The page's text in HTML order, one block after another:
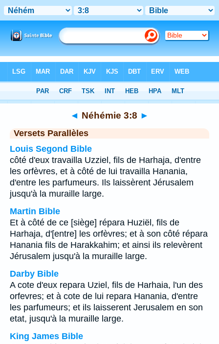
Chapitre 3 > Verset 8
◄ Néhémie 3:8 ►
Versets Parallèles
Louis Segond Bible
côté d'eux travailla Uzziel, fils de Harhaja, d'entre
les orfèvres, et à côté de lui travailla Hanania,
d'entre les parfumeurs. Ils laissèrent Jérusalem
jusqu'à la muraille large.
Martin Bible
Et à côté de ce [siège] répara Huziël, fils de
Harhaja, d'[entre] les orfèvres; et à son côté répara
Hanania fils de Harakkahim; et ainsi ils relevèrent
Jérusalem jusqu'à la muraille large.
Darby Bible
A cote d'eux repara Uziel, fils de Harhaia, l'un des
orfevres; et à cote de lui repara Hanania, d'entre
les parfumeurs; et ils laisserent Jerusalem en son
etat, jusqu'à la muraille large.
King James Bible